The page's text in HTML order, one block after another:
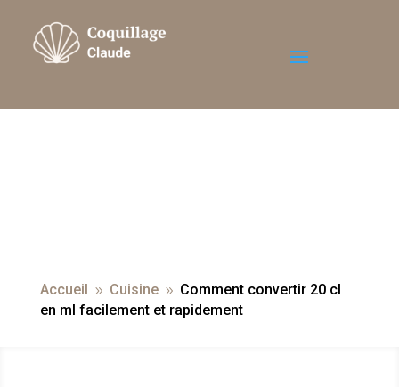
Accueil 9 Cuisine 9 Comment convertir 20 cl
en ml facilement et rapidement